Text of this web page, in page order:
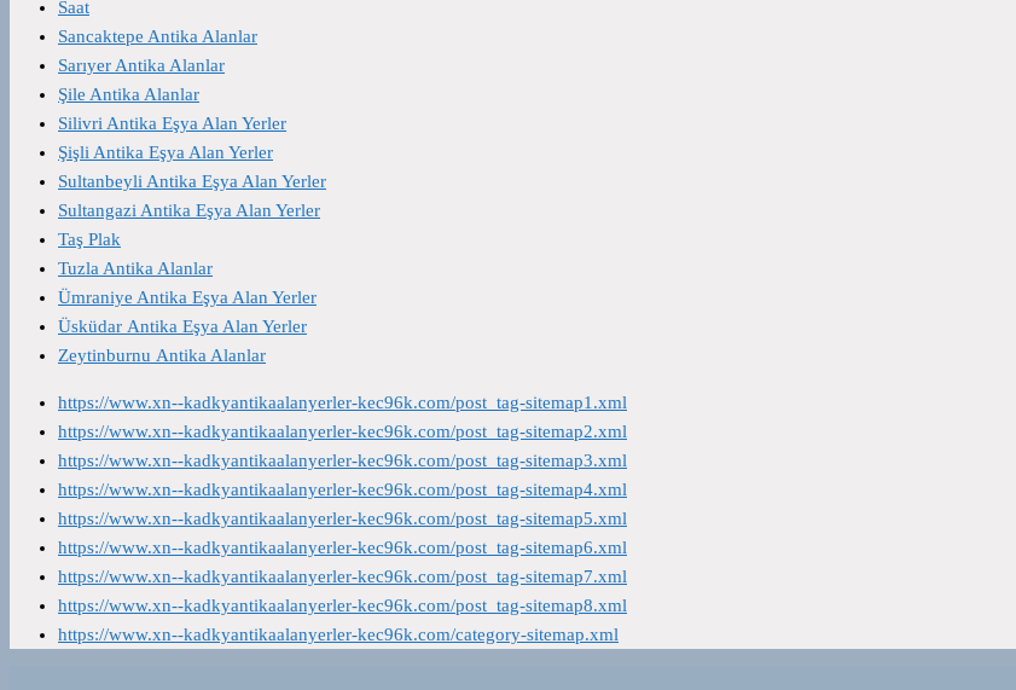
Saat
Sancaktepe Antika Alanlar
Sarıyer Antika Alanlar
Şile Antika Alanlar
Silivri Antika Eşya Alan Yerler
Şişli Antika Eşya Alan Yerler
Sultanbeyli Antika Eşya Alan Yerler
Sultangazi Antika Eşya Alan Yerler
Taş Plak
Tuzla Antika Alanlar
Ümraniye Antika Eşya Alan Yerler
Üsküdar Antika Eşya Alan Yerler
Zeytinburnu Antika Alanlar
https://www.xn--kadkyantikaalanyerler-kec96k.com/post_tag-sitemap1.xml
https://www.xn--kadkyantikaalanyerler-kec96k.com/post_tag-sitemap2.xml
https://www.xn--kadkyantikaalanyerler-kec96k.com/post_tag-sitemap3.xml
https://www.xn--kadkyantikaalanyerler-kec96k.com/post_tag-sitemap4.xml
https://www.xn--kadkyantikaalanyerler-kec96k.com/post_tag-sitemap5.xml
https://www.xn--kadkyantikaalanyerler-kec96k.com/post_tag-sitemap6.xml
https://www.xn--kadkyantikaalanyerler-kec96k.com/post_tag-sitemap7.xml
https://www.xn--kadkyantikaalanyerler-kec96k.com/post_tag-sitemap8.xml
https://www.xn--kadkyantikaalanyerler-kec96k.com/category-sitemap.xml